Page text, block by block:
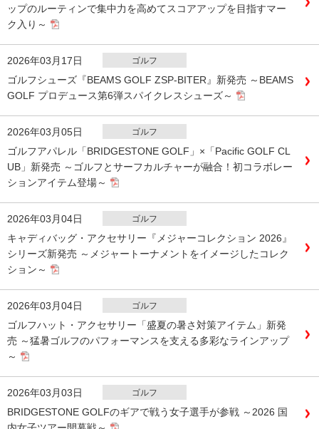
ップのルーティンで集中力を高めてスコアアップを目指すマー
ク入り～
2026年03月17日 ゴルフ
ゴルフシューズ『BEAMS GOLF ZSP-BITER』新発売 ～BEAMS
GOLF プロデュース第6弾スパイクレスシューズ～
2026年03月05日 ゴルフ
ゴルフアパレル「BRIDGESTONE GOLF」×「Pacific GOLF CL
UB」新発売 ～ゴルフとサーフカルチャーが融合！初コラボレー
ションアイテム登場～
2026年03月04日 ゴルフ
キャディバッグ・アクセサリー『メジャーコレクション 2026』
シリーズ新発売 ～メジャートーナメントをイメージしたコレク
ション～
2026年03月04日 ゴルフ
ゴルフハット・アクセサリー「盛夏の暑さ対策アイテム」新発
売 ～猛暑ゴルフのパフォーマンスを支える多彩なラインアップ
～
2026年03月03日 ゴルフ
BRIDGESTONE GOLFのギアで戦う女子選手が参戦 ～2026 国